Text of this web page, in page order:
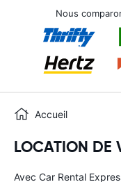
Nous
Accueil
LOCATION DE
Avec Car Rental